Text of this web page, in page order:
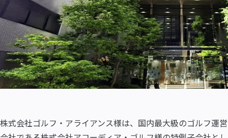
株式会社ゴルフ・アライアンス様は、国内最大級のゴルフ運営